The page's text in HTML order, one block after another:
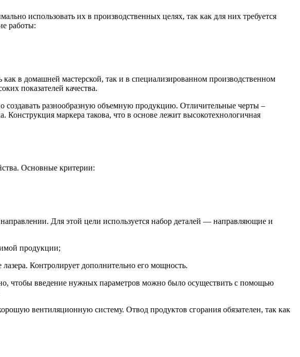
использовать их в производственных целях, так как для них требуется
работы:
в домашней мастерской, так и в специализированном производственном
показателей качества.
создавать разнообразную объемную продукцию. Отличительные черты –
маркера такова, что в основе лежит высокотехнологичная
Основные критерии:
Для этой цели используется набор деталей — направляющие и
продукции;
Контролирует дополнительно его мощность.
чтобы введение нужных параметров можно было осуществить с помощью
вентиляционную систему. Отвод продуктов сгорания обязателен, так как